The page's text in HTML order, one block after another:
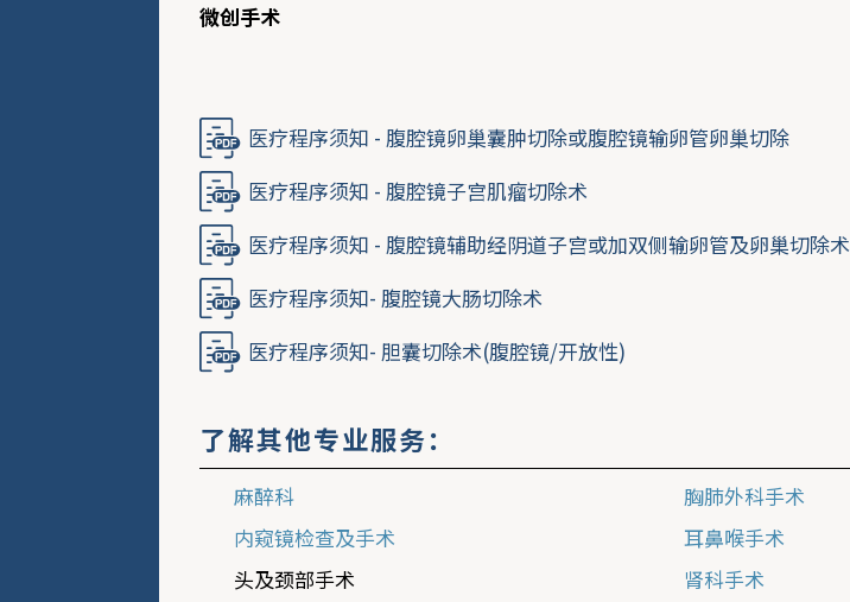
微创手术
医疗程序须知 - 腹腔镜卵巢囊肿切除或腹腔镜输卵管卵巢切除
医疗程序须知 - 腹腔镜子宫肌瘤切除术
医疗程序须知 - 腹腔镜辅助经阴道子宫或加双侧输卵管及卵巢切除术
医疗程序须知- 腹腔镜大肠切除术
医疗程序须知- 胆囊切除术(腹腔镜/开放性)
了解其他专业服务：
麻醉科 胸肺外科手术
内窥镜检查及手术
耳鼻喉手术
头及颈部手术
肾科手术